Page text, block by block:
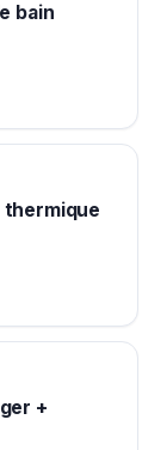
bain
thermique
+